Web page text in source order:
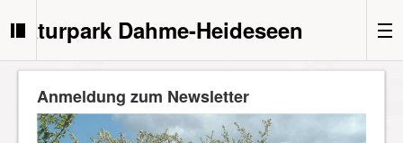
Naturpark Dahme-Heideseen
Anmeldung zum Newsletter